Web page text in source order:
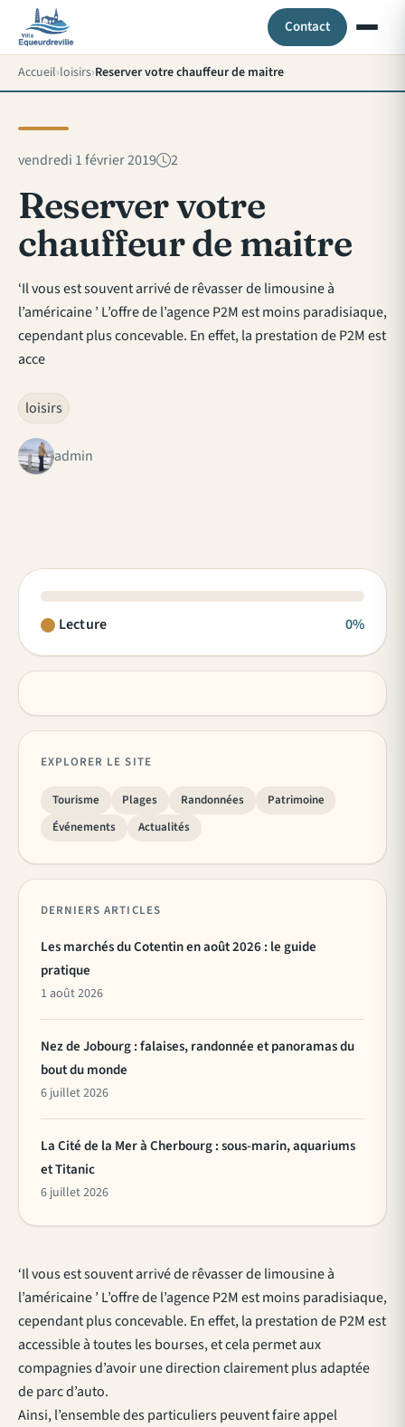
Contact
Accueil loisirs Reserver votre chauffeur de maitre
vendredi 1 février 2019 2
Reserver votre
chauffeur de maitre
‘Il vous est souvent arrivé de rêvasser de limousine à
l’américaine ’ L’offre de l’agence P2M est moins paradisiaque,
cependant plus concevable. En effet, la prestation de P2M est
acce
loisirs
admin
‘Il vous est souvent arrivé de rêvasser de limousine à
l’américaine ’ L’offre de l’agence P2M est moins paradisiaque,
cependant plus concevable. En effet, la prestation de P2M est
accessible à toutes les bourses, et cela permet aux
compagnies d’avoir une direction clairement plus adaptée
de parc d’auto.
Ainsi, l’ensemble des particuliers peuvent faire appel
Lecture 0%
EXPLORER LE SITE
Tourisme Plages Randonnées
Patrimoine
Événements
Actualités
DERNIERS ARTICLES
Les marchés du Cotentin en août 2026 : le guide
pratique
1 août 2026
Nez de Jobourg : falaises, randonnée et panoramas du
bout du monde
6 juillet 2026
La Cité de la Mer à Cherbourg : sous-marin, aquariums
et Titanic
6 juillet 2026